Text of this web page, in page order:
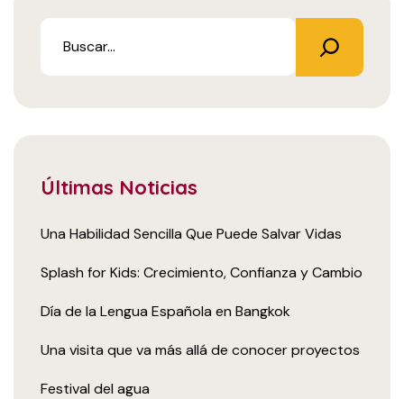
Últimas Noticias
Una Habilidad Sencilla Que Puede Salvar Vidas
Splash for Kids: Crecimiento, Confianza y Cambio
Día de la Lengua Española en Bangkok
Una visita que va más allá de conocer proyectos
Festival del agua